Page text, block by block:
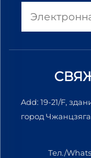
Add: 19-21/F,
город
Тел./